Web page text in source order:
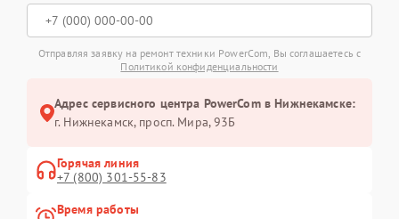
Отправляя заявку на ремонт техники PowerCom, Вы соглашаетесь с
Политикой конфиденциальности
Адрес сервисного центра PowerCom в Нижнекамске:
г. Нижнекамск, просп. Мира, 93Б
Горячая линия
+7 (800) 301-55-83
Время работы